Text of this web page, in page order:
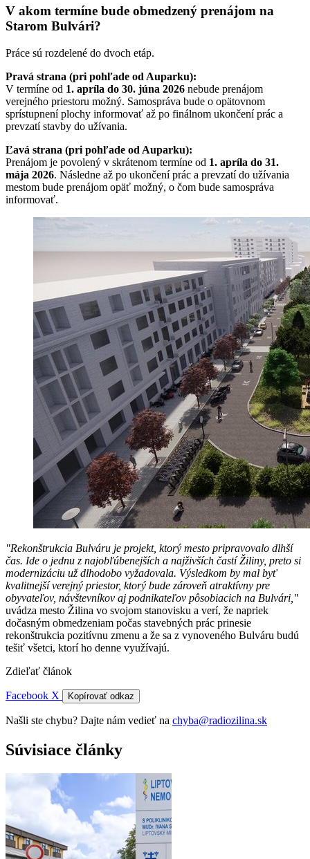
V akom termíne bude obmedzený prenájom na
Starom Bulvári?
Práce sú rozdelené do dvoch etáp.
Pravá strana (pri pohľade od Auparku):
V termíne od 1. apríla do 30. júna 2026 nebude prenájom
verejného priestoru možný. Samospráva bude o opätovnom
sprístupnení plochy informovať až po finálnom ukončení prác a
prevzatí stavby do užívania.
Ľavá strana (pri pohľade od Auparku):
Prenájom je povolený v skrátenom termíne od 1. apríla do 31.
mája 2026. Následne až po ukončení prác a prevzatí do užívania
mestom bude prenájom opäť možný, o čom bude samospráva
informovať.
"Rekonštrukcia Bulváru je projekt, ktorý mesto pripravovalo dlhší
čas. Ide o jednu z najobľúbenejších a najživších častí Žiliny, preto si
modernizáciu už dlhodobo vyžadovala. Výsledkom by mal byť
kvalitnejší verejný priestor, ktorý bude zároveň atraktívny pre
obyvateľov, návštevníkov aj podnikateľov pôsobiacich na Bulvári,"
uvádza mesto Žilina vo svojom stanovisku a verí, že napriek
dočasným obmedzeniam počas stavebných prác prinesie
rekonštrukcia pozitívnu zmenu a že sa z vynoveného Bulváru budú
tešiť všetci, ktorí ho denne využívajú.
Zdieľať článok
Facebook X Kopírovať odkaz
Našli ste chybu? Dajte nám vedieť na chyba@radiozilina.sk
Súvisiace články